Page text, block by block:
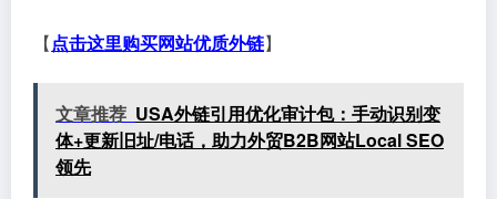
【点击这里购买网站优质外链】
文章推荐 USA外链引用优化审计包：手动识别变
体+更新旧址/电话，助力外贸B2B网站Local SEO
领先